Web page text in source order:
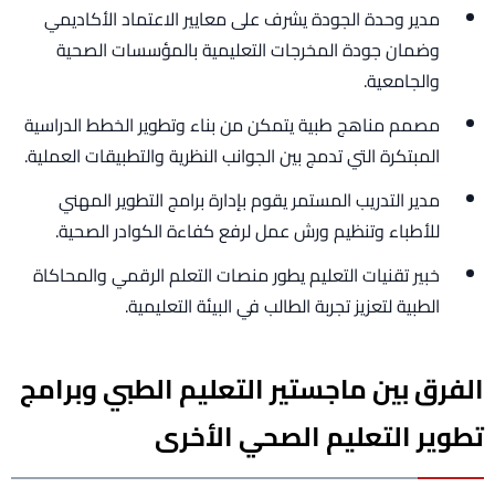
مدير وحدة الجودة يشرف على معايير الاعتماد الأكاديمي
وضمان جودة المخرجات التعليمية بالمؤسسات الصحية
والجامعية.
مصمم مناهج طبية يتمكن من بناء وتطوير الخطط الدراسية
المبتكرة التي تدمج بين الجوانب النظرية والتطبيقات العملية.
مدير التدريب المستمر يقوم بإدارة برامج التطوير المهني
للأطباء وتنظيم ورش عمل لرفع كفاءة الكوادر الصحية.
خبير تقنيات التعليم يطور منصات التعلم الرقمي والمحاكاة
الطبية لتعزيز تجربة الطالب في البيئة التعليمية.
الفرق بين ماجستير التعليم الطبي وبرامج
تطوير التعليم الصحي الأخرى